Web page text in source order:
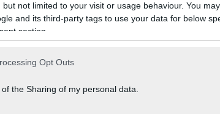
not limited to your visit or usage behaviour. You
and its third-party tags to use your data for below
section.
Opt Outs
the Sharing of my personal data.